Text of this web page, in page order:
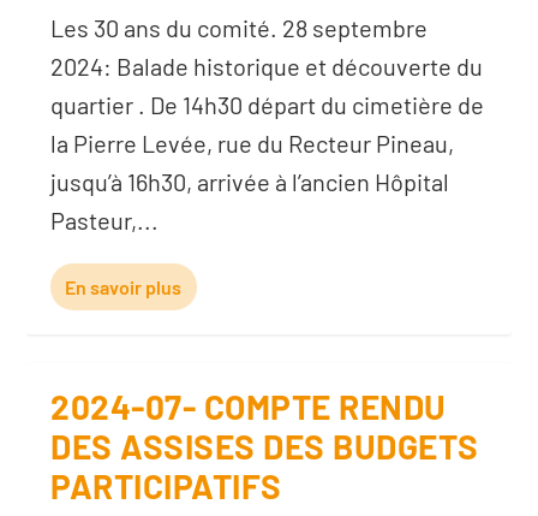
Les 30 ans du comité. 28 septembre
2024: Balade historique et découverte du
quartier . De 14h30 départ du cimetière de
la Pierre Levée, rue du Recteur Pineau,
jusqu’à 16h30, arrivée à l’ancien Hôpital
Pasteur,...
En savoir plus
2024-07- COMPTE RENDU
DES ASSISES DES BUDGETS
PARTICIPATIFS